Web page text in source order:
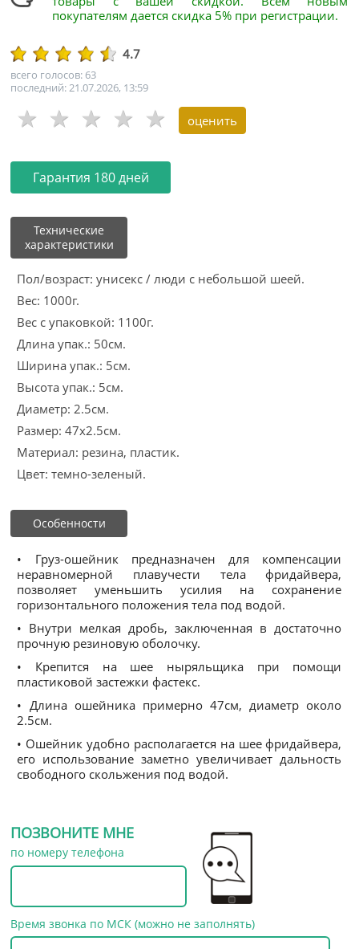
покупателям дается скидка 5% при регистрации.
4.7
всего голосов: 63
последний: 21.07.2026, 13:59
Гарантия 180 дней
Технические
характеристики
Пол/возраст: унисекс / люди с небольшой шеей.
Вес: 1000г.
Вес с упаковкой: 1100г.
Длина упак.: 50см.
Ширина упак.: 5см.
Высота упак.: 5см.
Диаметр: 2.5см.
Размер: 47x2.5см.
Материал: резина, пластик.
Цвет: темно-зеленый.
Особенности
• Груз-ошейник предназначен для компенсации
неравномерной плавучести тела фридайвера,
позволяет уменьшить усилия на сохранение
горизонтального положения тела под водой.
• Внутри мелкая дробь, заключенная в достаточно
прочную резиновую оболочку.
• Крепится на шее ныряльщика при помощи
пластиковой застежки фастекс.
• Длина ошейника примерно 47см, диаметр около
2.5см.
• Ошейник удобно располагается на шее фридайвера,
его использование заметно увеличивает дальность
свободного скольжения под водой.
ПОЗВОНИТЕ МНЕ
по номеру телефона
Время звонка по МСК (можно не заполнять)